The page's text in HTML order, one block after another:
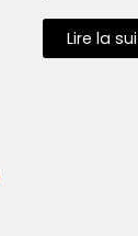
Lire la